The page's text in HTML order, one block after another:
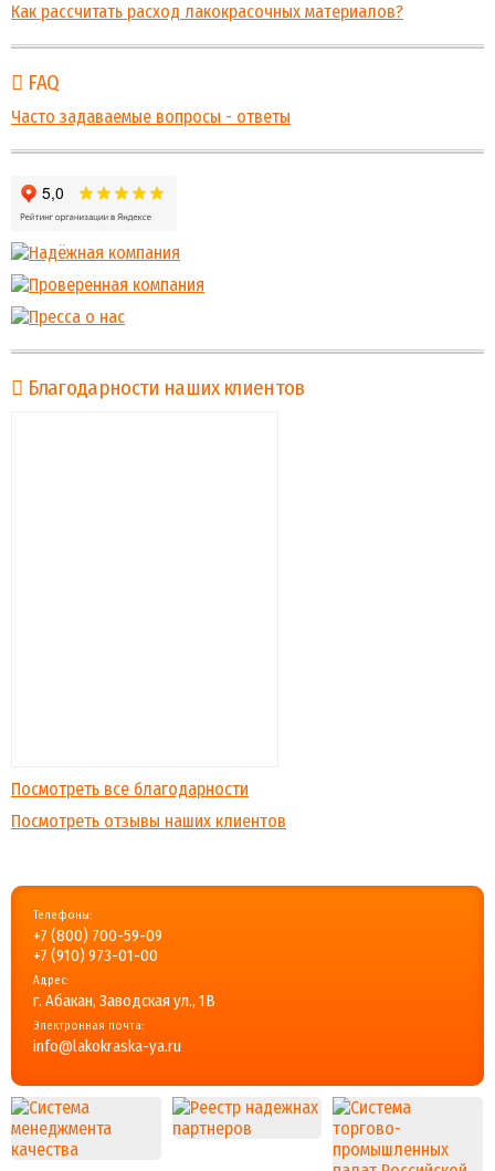
Как рассчитать расход лакокрасочных материалов?
FAQ
Часто задаваемые вопросы - ответы
Благодарности наших клиентов
Посмотреть все благодарности
Посмотреть отзывы наших клиентов
Телефоны:
+7 (800) 700-59-09
+7 (910) 973-01-00
Адрес:
г. Абакан, Заводская ул., 1В
Электронная почта:
info@lakokraska-ya.ru